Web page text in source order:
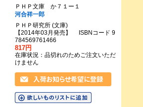
ＰＨＰ文庫 か７１ー１
河合祥一郎
ＰＨＰ研究所 (文庫)
【2014年03月発売】 ISBNコード 9
784569761466
817円
在庫状況：品切れのためご注文いただ
けません